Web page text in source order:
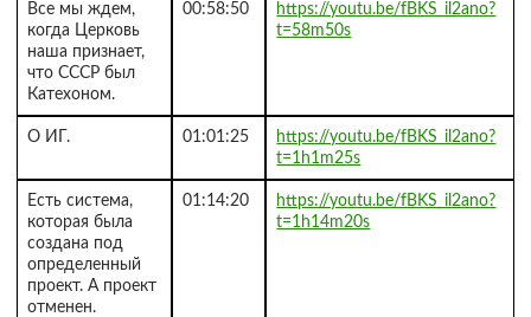
Все мы ждем,
когда Церковь
наша признает,
что СССР был
Катехоном.
00:58:50
https://youtu.be/fBKS_il2ano?
t=58m50s
О ИГ. 01:01:25
https://youtu.be/fBKS_il2ano?
t=1h1m25s
Есть система,
которая была
создана под
определенный
проект. А проект
отменен.
01:14:20
https://youtu.be/fBKS_il2ano?
t=1h14m20s